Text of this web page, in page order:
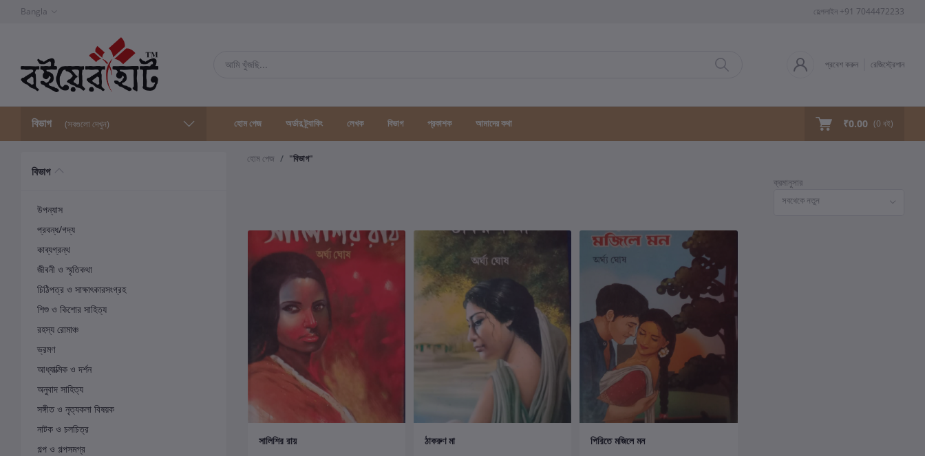
Bangla হেল্পলাইন +91 7044472233
প্রবেশ করুন রেজিস্ট্রেশান
বিভাগ (সবগুলো দেখুন) হোম পেজ অর্ডার ট্র্যাকিং লেখক বিভাগ প্রকাশক আমাদের কথা ₹0.00 (0 বই)
বিভাগ
উপন্যাস
প্রবন্ধ/গদ্য
কাব্যগ্রন্থ
জীবনী ও স্মৃতিকথা
চিঠিপত্র ও সাক্ষাৎকারসংগ্রহ
শিশু ও কিশোর সাহিত্য
রহস্য রোমাঞ্চ
ভ্রমণ
আধ্যাত্মিক ও দর্শন
অনুবাদ সাহিত্য
সঙ্গীত ও নৃত্যকলা বিষয়ক
নাটক ও চলচিত্র
গল্প ও গল্পসমগ্র
হোম পেজ
"বিভাগ"
ক্রমানুসার
সবথেকে নতুন
সালিশির রায় ঠাকরুণ মা কার্টে যোগ করুন
পিরিতে মজিলে মন